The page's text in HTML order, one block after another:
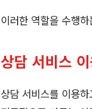
이러한 역할을 수행하
상담 서비스
상담 서비스를 이용